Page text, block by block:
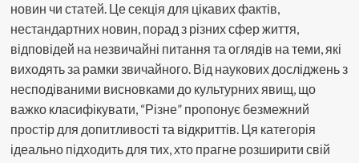
новин чи статей. Це секція для цікавих фактів,
нестандартних новин, порад з різних сфер життя,
відповідей на незвичайні питання та оглядів на теми, які
виходять за рамки звичайного. Від наукових досліджень з
несподіваними висновками до культурних явищ, що
важко класифікувати, “Різне” пропонує безмежний
простір для допитливості та відкриттів. Ця категорія
ідеально підходить для тих, хто прагне розширити свій